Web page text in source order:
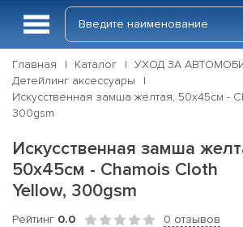
Главная Каталог
УХОД ЗА
Детейлинг аксессуары
Искусственная замша желтая, 50x45см -
300gsm
Искусственная замша
50x45см - Chamois Cloth
Yellow, 300gsm
Рейтинг 0.0 0 отзывов